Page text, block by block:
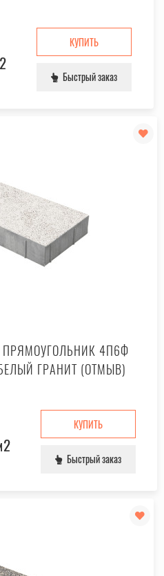
КУПИТЬ
Быстрый заказ
4П6Ф
ГРАНИТ (ОТМЫВ)
КУПИТЬ
Быстрый заказ